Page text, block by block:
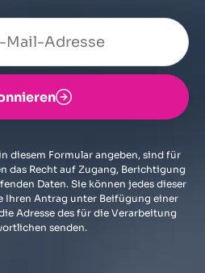
diesem Formular angeben, sind für
das Recht auf Zugang, Berichtigung
Daten. Sie können jedes dieser
Ihren Antrag unter Beifügung einer
Adresse des für die Verarbeitung
senden.